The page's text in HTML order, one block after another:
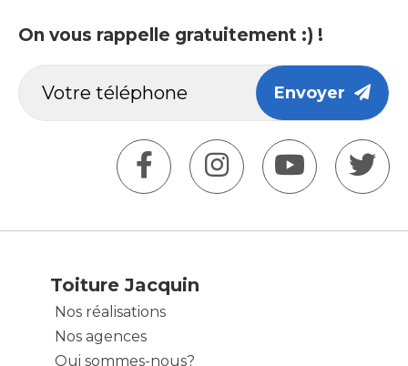
On vous rappelle gratuitement :) !
Envoyer
Toiture Jacquin
Nos réalisations
Nos agences
Qui sommes-nous?